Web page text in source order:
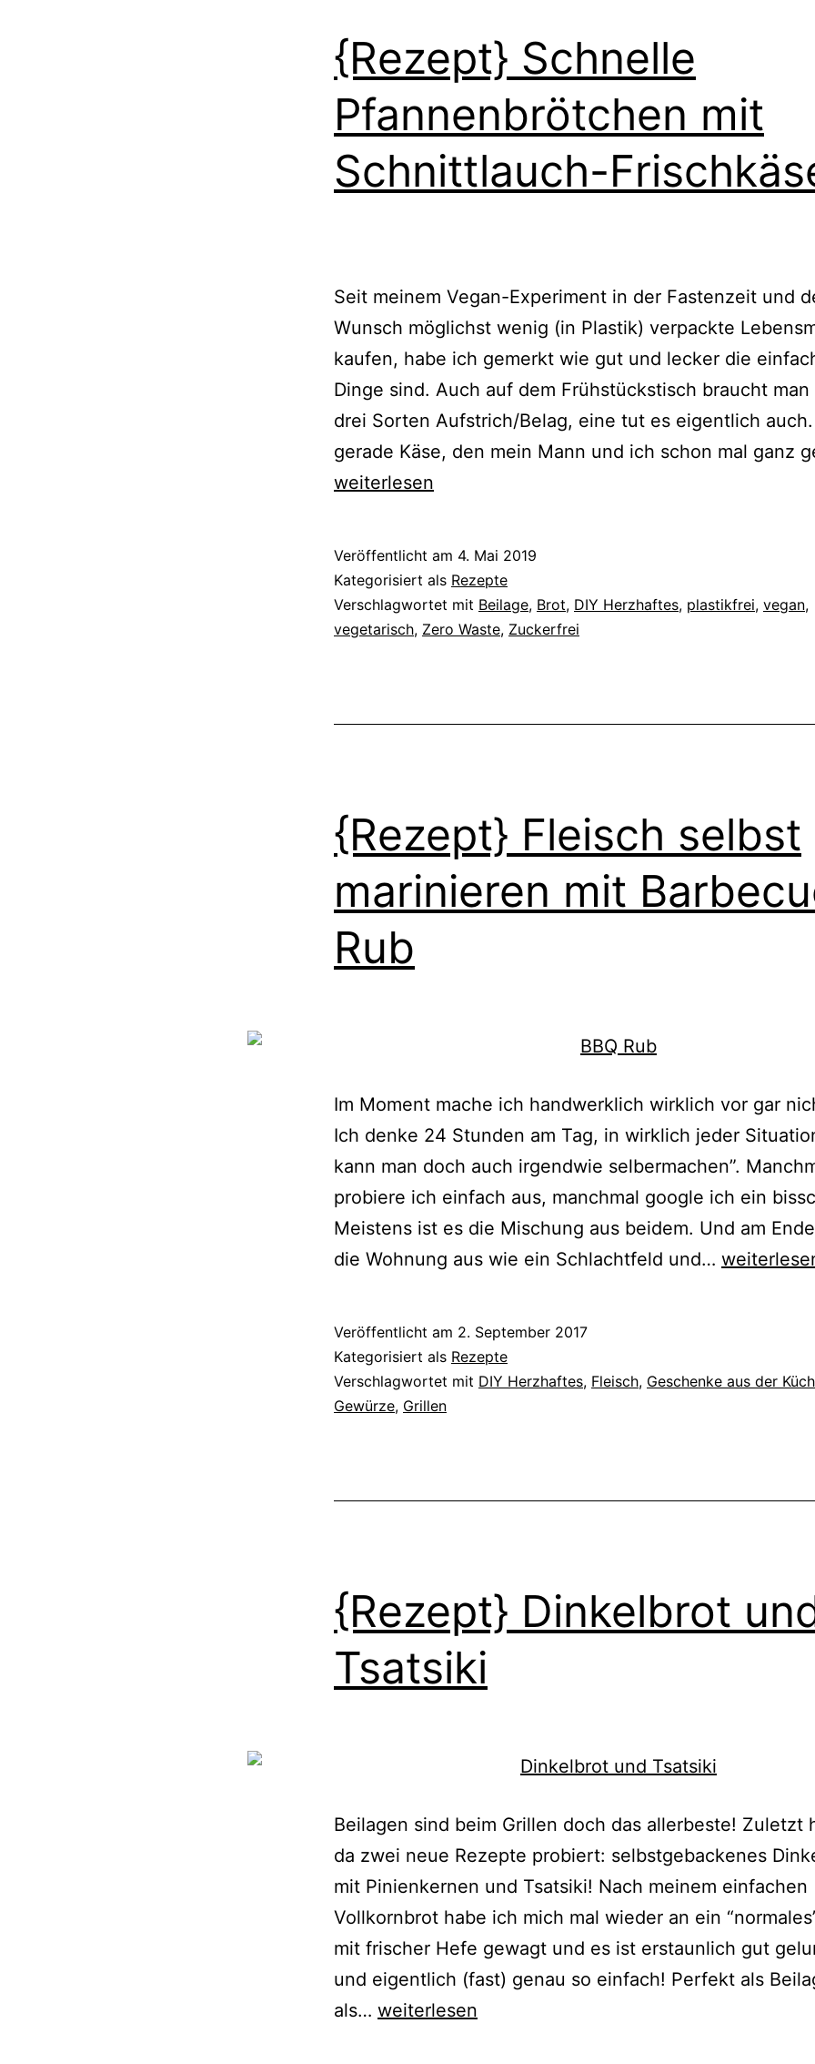
{Rezept} Schnelle
Pfannenbrötchen mit
Schnittlauch-
Seit meinem Vegan-Experiment in der Fastenzeit und
Wunsch möglichst wenig (in Plastik) verpackte
kaufen, habe ich gemerkt wie gut und lecker die
Dinge sind. Auch auf dem Frühstückstisch braucht
drei Sorten Aufstrich/Belag, eine tut es eigentlich
gerade Käse, den mein Mann und ich schon mal ganz
weiterlesen
Veröffentlicht am 4. Mai 2019
Kategorisiert als Rezepte
Verschlagwortet mit Beilage, Brot, DIY Herzhaftes, plastikfrei, vegan,
vegetarisch, Zero Waste, Zuckerfrei
{Rezept} Fleisch selbst
marinieren mit
Rub
Im Moment mache ich handwerklich wirklich vor gar
Ich denke 24 Stunden am Tag, in wirklich jeder
kann man doch auch irgendwie selbermachen”.
probiere ich einfach aus, manchmal google ich ein
Meistens ist es die Mischung aus beidem. Und am
die Wohnung aus wie ein Schlachtfeld und… {Rezept}
mit
Veröffentlicht am 2. September 2017
Kategorisiert als Rezepte
Verschlagwortet mit DIY Herzhaftes, Fleisch, Geschenke aus der
Gewürze, Grillen
{Rezept} Dinkelbrot
Tsatsiki
Beilagen sind beim Grillen doch das allerbeste! Zuletzt
da zwei neue Rezepte probiert: selbstgebackenes
mit Pinienkernen und Tsatsiki! Nach meinem einfachen
Vollkornbrot habe ich mich mal wieder an ein
mit frischer Hefe gewagt und es ist erstaunlich gut
und eigentlich (fast) genau so einfach! Perfekt als
als… {Rezept}
weiterlesen